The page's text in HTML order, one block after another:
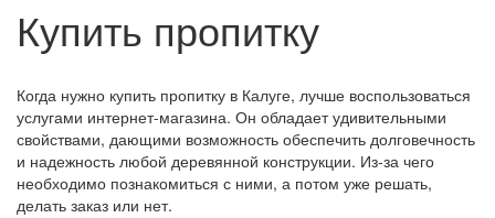
Купить пропитку
Когда нужно купить пропитку в Калуге, лучше воспользоваться
услугами интернет-магазина. Он обладает удивительными
свойствами, дающими возможность обеспечить долговечность
и надежность любой деревянной конструкции. Из-за чего
необходимо познакомиться с ними, а потом уже решать,
делать заказ или нет.